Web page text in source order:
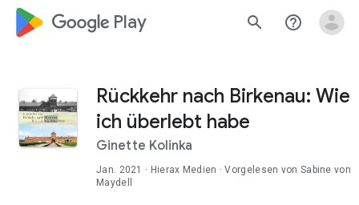
google_logo Play search help_outline
Rückkehr nach Birkenau: Wie
ich überlebt habe
Ginette Kolinka
Jan. 2021
· Hierax Medien · Vorgelesen von Sabine von
Maydell